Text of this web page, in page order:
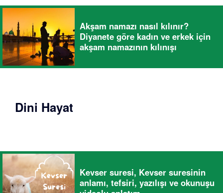
Akşam namazı nasıl kılınır?
Diyanete göre kadın ve erkek için
akşam namazının kılınışı
Dini Hayat
Kevser suresi, Kevser suresinin
anlamı, tefsiri, yazılışı ve okunuşu